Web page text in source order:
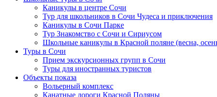
Каникулы в центре Сочи
Тур для школьников в Сочи Чудеса и приключения
Каникулы в Сочи Парке
Тур Знакомство с Сочи и Сириусом
Школьные каникулы в Красной поляне (весна,
Туры в Сочи
Прием экскурсионных групп в Сочи
Туры для иностранных туристов
Объекты показа
Вольерный комплекс
Канатные дороги Красной Поляны